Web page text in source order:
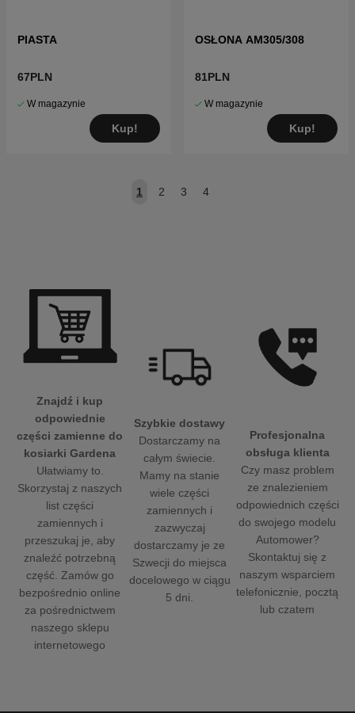
PIASTA
67PLN
W magazynie
Kup!
OSŁONA AM305/308
81PLN
W magazynie
Kup!
1 2 3 4
Znajdź i kup
odpowiednie
części zamienne do
kosiarki Gardena
Ułatwiamy to.
Skorzystaj z naszych
list części
zamiennych i
przeszukaj je, aby
znaleźć potrzebną
część. Zamów go
bezpośrednio online
za pośrednictwem
naszego sklepu
internetowego
Szybkie dostawy
Dostarczamy na
całym świecie.
Mamy na stanie
wiele części
zamiennych i
zazwyczaj
dostarczamy je ze
Szwecji do miejsca
docelowego w ciągu
5 dni.
Profesjonalna
obsługa klienta
Czy masz problem
ze znalezieniem
odpowiednich części
do swojego modelu
Automower?
Skontaktuj się z
naszym wsparciem
telefonicznie, pocztą
lub czatem